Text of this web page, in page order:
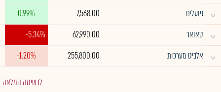
^ פועלים 7,568.00
0.99%
^ טאואר 62,990.00
-5.34%
^ אלביט מערכות 255,800.00
-1.20%
לרשימה המלאה